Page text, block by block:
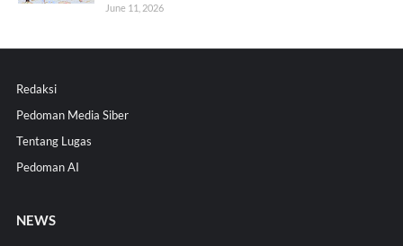
June 11, 2026
Redaksi
Pedoman Media Siber
Tentang Lugas
Pedoman AI
NEWS